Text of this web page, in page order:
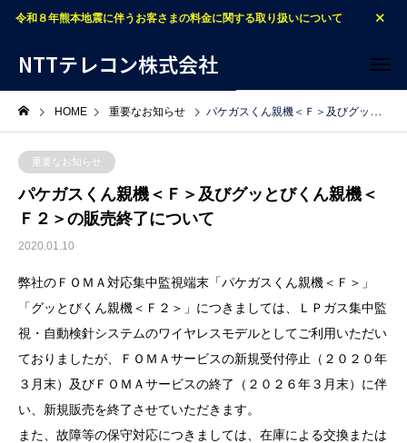
令和８年熊本地震に伴うお客さまの料金に関する取り扱いについて
NTTテレコン株式会社
HOME 重要なお知らせ パケガスくん親機＜Ｆ＞及びグッとびくん親機＜Ｆ２＞の販売終了について
重要なお知らせ
パケガスくん親機＜Ｆ＞及びグッとびくん親機＜
Ｆ２＞の販売終了について
2020.01.10
弊社のＦＯＭＡ対応集中監視端末「パケガスくん親機＜Ｆ＞」
「グッとびくん親機＜Ｆ２＞」につきましては、ＬＰガス集中監
視・自動検針システムのワイヤレスモデルとしてご利用いただい
ておりましたが、ＦＯＭＡサービスの新規受付停止（２０２０年
３月末）及びＦＯＭＡサービスの終了（２０２６年３月末）に伴
い、新規販売を終了させていただきます。
また、故障等の保守対応につきましては、在庫による交換または